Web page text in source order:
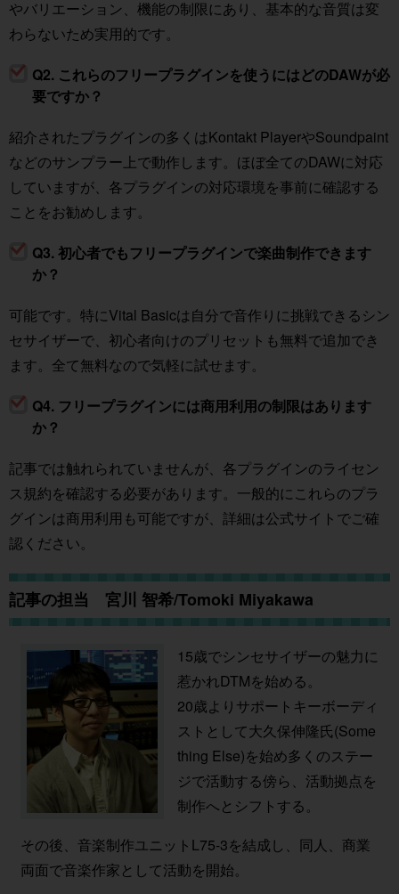
やバリエーション、機能の制限にあり、基本的な音質は変
わらないため実用的です。
Q2. これらのフリープラグインを使うにはどのDAWが必
要ですか？
紹介されたプラグインの多くはKontakt PlayerやSoundpaint
などのサンプラー上で動作します。ほぼ全てのDAWに対応
していますが、各プラグインの対応環境を事前に確認する
ことをお勧めします。
Q3. 初心者でもフリープラグインで楽曲制作できます
か？
可能です。特にVital Basicは自分で音作りに挑戦できるシン
セサイザーで、初心者向けのプリセットも無料で追加でき
ます。全て無料なので気軽に試せます。
Q4. フリープラグインには商用利用の制限はあります
か？
記事では触れられていませんが、各プラグインのライセン
ス規約を確認する必要があります。一般的にこれらのプラ
グインは商用利用も可能ですが、詳細は公式サイトでご確
認ください。
記事の担当 宮川 智希/Tomoki Miyakawa
15歳でシンセサイザーの魅力に
惹かれDTMを始める。
20歳よりサポートキーボーディ
ストとして大久保伸隆氏(Some
thing Else)を始め多くのステー
ジで活動する傍ら、活動拠点を
制作へとシフトする。
その後、音楽制作ユニットL75-3を結成し、同人、商業
両面で音楽作家として活動を開始。